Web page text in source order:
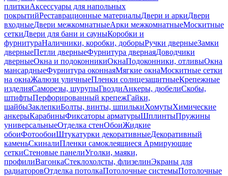
плиткиАксессуары для напольных
покрытийРеставрационные материалыДвери и аркиДвери
входныеДвери межкомнатныеАрки межкомнатныеМоскитные
сеткиДвери для бани и сауныКоробки и
фурнитураНаличники, коробки, доборыРучки дверныеЗамки
дверныеПетли дверныеФурнитура двернаяДоводчики
дверныеОкна и подоконникиОкнаПодоконники, отливыОкна
мансардныеФурнитура оконнаяМягкие окнаМоскитные сетки
на окнаЖалюзи уличныеПленки солнцезащитныеКрепежные
изделияСаморезы, шурупыГвоздиАнкеры, дюбелиСкобы,
штифтыПерфорированный крепежГайки,
шайбыЗаклепкиБолты, винты, шпилькиХомутыХимические
анкерыКарабиныФиксаторы арматурыШплинтыПружины
универсальныеОтделка стенОбоиЖидкие
обоиФотообоиШтукатурки декоративныеДекоративный
каменьСкиналиПленки самоклеящиеся Армирующие
сеткиСтеновые панелиУголки, маяки,
профилиВагонкаСтеклохолсты, флизелинЭкраны для
радиаторовОтделка потолкаПотолочные системыПотолочные